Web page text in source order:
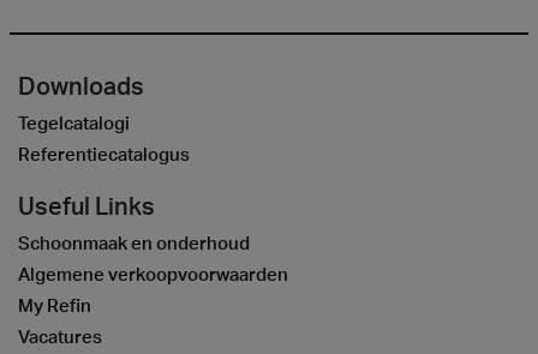
Downloads
Tegelcatalogi
Referentiecatalogus
Useful Links
Schoonmaak en onderhoud
Algemene verkoopvoorwaarden
My Refin
Vacatures